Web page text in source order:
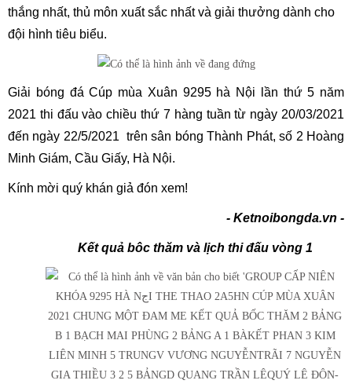
thắng nhất, thủ môn xuất sắc nhất và giải thưởng dành cho
đội hình tiêu biểu.
Giải bóng đá Cúp mùa Xuân 9295 hà Nội lần thứ 5 năm
2021 thi đấu vào chiều thứ 7 hàng tuần từ ngày 20/03/2021
đến ngày 22/5/2021 trên sân bóng Thành Phát, số 2 Hoàng
Minh Giám, Cầu Giấy, Hà Nội.
Kính mời quý khán giả đón xem!
- Ketnoibongda.vn -
Kết quả bôc thăm và lịch thi đấu vòng 1